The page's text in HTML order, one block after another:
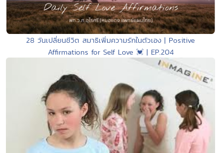
28 วันเปลี่ยนชีวิต สมาธิเพิ่มความรักในตัวเอง | Positive
Affirmations for Self Love 💓 | EP.204